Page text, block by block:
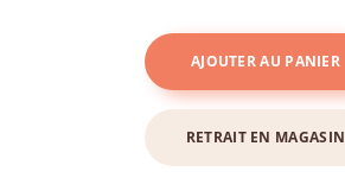
AJOUTER AU PANIER
RETRAIT EN MAGASIN